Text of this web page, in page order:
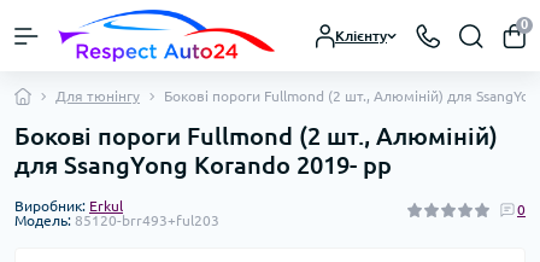
Клієнту
0
Для тюнінгу Бокові пороги Fullmond (2 шт., Алюміній) для
Бокові пороги Fullmond (2 шт., Алюміній)
для SsangYong Korando 2019- рр
Виробник: Erkul
Модель: 85120-brr493+ful203
0